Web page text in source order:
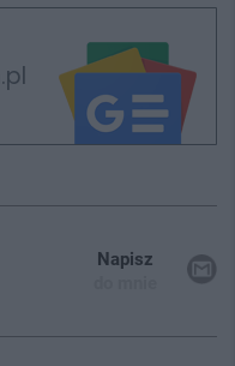
Napisz